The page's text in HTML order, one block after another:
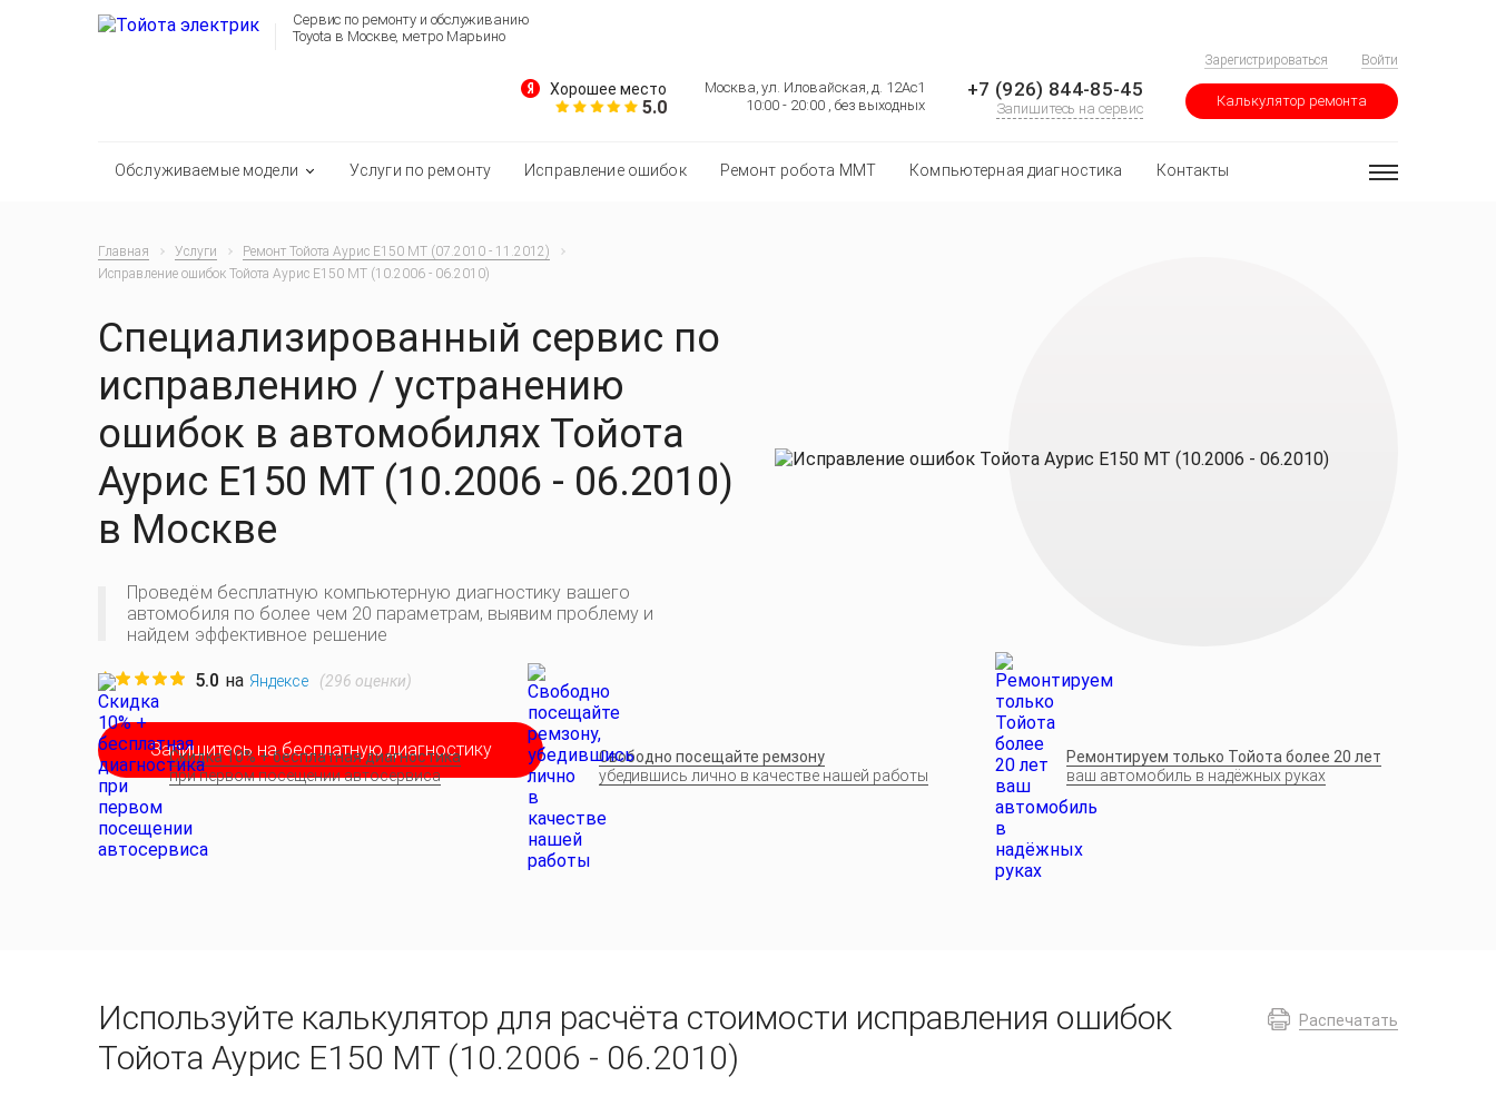
Сервис по ремонту и обслуживанию
Toyota в Москве, метро Марьино
Зарегистрироваться Войти
Хорошее место
5.0
Москва, ул. Иловайская, д. 12Ас1
10:00 - 20:00 , без выходных
+7 (926) 844-85-45
Запишитесь на сервис Калькулятор ремонта
Обслуживаемые модели Услуги по ремонту Исправление ошибок Ремонт робота MMT Компьютерная диагностика Контакты
Главная Услуги
Ремонт Тойота Аурис E150 MT (07.2010 - 11.2012)
Исправление ошибок Тойота Аурис E150 MT (10.2006 - 06.2010)
Специализированный сервис по
исправлению / устранению
ошибок в автомобилях Тойота
Аурис E150 MT (10.2006 - 06.2010)
в Москве
Проведём бесплатную компьютерную диагностику вашего
автомобиля по более чем 20 параметрам, выявим проблему и
найдем эффективное решение
5.0 на Яндексе (296 оценки)
Запишитесь на бесплатную диагностику
Скидка 10% + бесплатная диагностика
при первом посещении автосервиса
Свободно посещайте ремзону
убедившись лично в качестве нашей работы
Ремонтируем только Тойота более 20 лет
ваш автомобиль в надёжных руках
Распечатать
Используйте калькулятор для расчёта стоимости исправления ошибок
Тойота Аурис E150 MT (10.2006 - 06.2010)